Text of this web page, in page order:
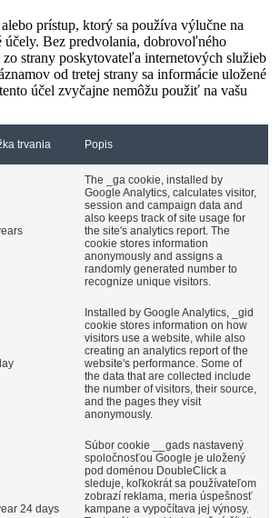
prístup, ktorý sa používa výlučne na
účely. Bez predvolania, dobrovoľného
strany poskytovateľa internetových služieb
od tretej strany sa informácie uložené
účel zvyčajne nemôžu použiť na vašu
trvania Popis
The _ga cookie, installed by
Google Analytics, calculates visitor,
session and campaign data and
also keeps track of site usage for
the site's analytics report. The
cookie stores information
anonymously and assigns a
randomly generated number to
recognize unique visitors.
Installed by Google Analytics, _gid
cookie stores information on how
visitors use a website, while also
creating an analytics report of the
website's performance. Some of
the data that are collected include
the number of visitors, their source,
and the pages they visit
anonymously.
24 days
Súbor cookie __gads nastavený
spoločnosťou Google je uložený
pod doménou DoubleClick a
sleduje, koľkokrát sa používateľom
zobrazí reklama, meria úspešnosť
kampane a vypočítava jej výnosy.